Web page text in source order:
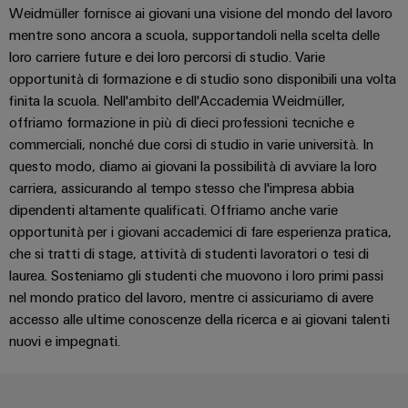
energetiche
Infrastrutture
degli
edifici
Soluzioni
per
i
requisiti
specifici
dell’infrastruttura
di
costruzione
Costruzione
di
quadri
elettrici
Configuratore
Weidmüller
Workplace
solutions
Sistemi
e
soluzioni
Automazione
decentrata
Soluzioni
di
gestione
Interfacce
di
servizio
Box
di
distribuzione
Componenti
elettronici
Moduli
relè
e
Conformità
ambientale
dei
prodotti
PSIRT
Dati
tecnici
Cataloghi
prodotti
tecnici
Riparazioni
e
ricambi
nostri
partner
Distribuzione
IIoT
e
rete
del
partner
di
automazione
Find
your
online
Newsletter
Registration
Richiesta
di
catalogo
Listino
prezzi
Promozioni
Machinery
edifici
ALL
SERVICES
first
Weidmüller fornisce ai giovani una visione del mondo del lavoro
mentre sono ancora a scuola, supportandoli nella scelta delle
loro carriere future e dei loro percorsi di studio. Varie
opportunità di formazione e di studio sono disponibili una volta
finita la scuola. Nell'ambito dell'Accademia Weidmüller,
offriamo formazione in più di dieci professioni tecniche e
commerciali, nonché due corsi di studio in varie università. In
questo modo, diamo ai giovani la possibilità di avviare la loro
carriera, assicurando al tempo stesso che l'impresa abbia
dipendenti altamente qualificati. Offriamo anche varie
opportunità per i giovani accademici di fare esperienza pratica,
che si tratti di stage, attività di studenti lavoratori o tesi di
laurea. Sosteniamo gli studenti che muovono i loro primi passi
nel mondo pratico del lavoro, mentre ci assicuriamo di avere
accesso alle ultime conoscenze della ricerca e ai giovani talenti
nuovi e impegnati.